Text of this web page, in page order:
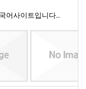
어사이트입니다..